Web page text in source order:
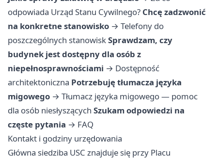
odpowiada Urząd Stanu Cywilnego? Chcę zadzwonić
na konkretne stanowisko → Telefony do
poszczególnych stanowiskSprawdzam, czy
budynek jest dostępny dla osób z
niepełnosprawnościami → Dostępność
architektoniczna Potrzebuję tłumacza języka
migowego → Tłumacz języka migowego — pomoc
dla osób niesłyszących Szukam odpowiedzi na
częste pytania → FAQ
Kontakt i godziny urzędowania
Główna siedziba USC znajduje się przy Placu